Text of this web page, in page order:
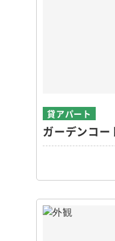
貸アパート
ガーデンコ